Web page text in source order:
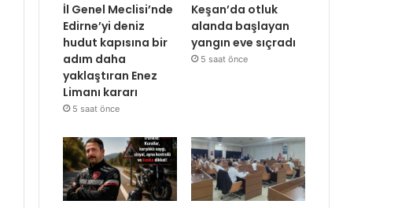
İl Genel Meclisi’nde
Edirne’yi deniz
hudut kapısına bir
adım daha
yaklaştıran Enez
Limanı kararı
5 saat önce
Keşan’da otluk
alanda başlayan
yangın eve sıçradı
5 saat önce